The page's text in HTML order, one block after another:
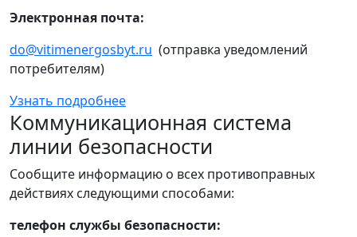
Электронная почта:
do@vitimenergosbyt.ru (отправка уведомлений
потребителям)
Узнать подробнее
Коммуникационная система
линии безопасности
Сообщите информацию о всех противоправных
действиях следующими способами:
телефон службы безопасности: